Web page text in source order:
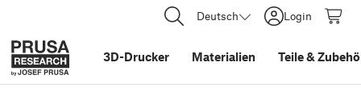
Deutsch Login
3D-Drucker Materialien Teile&